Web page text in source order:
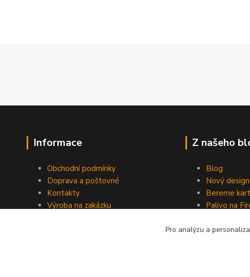
Informace
Obchodní podmínky
Doprava a poštovné
Kontakty
Výroba na zakázku
Z našeho
Blog
Nový
Bereme
Palivo na
Pro analýzu a